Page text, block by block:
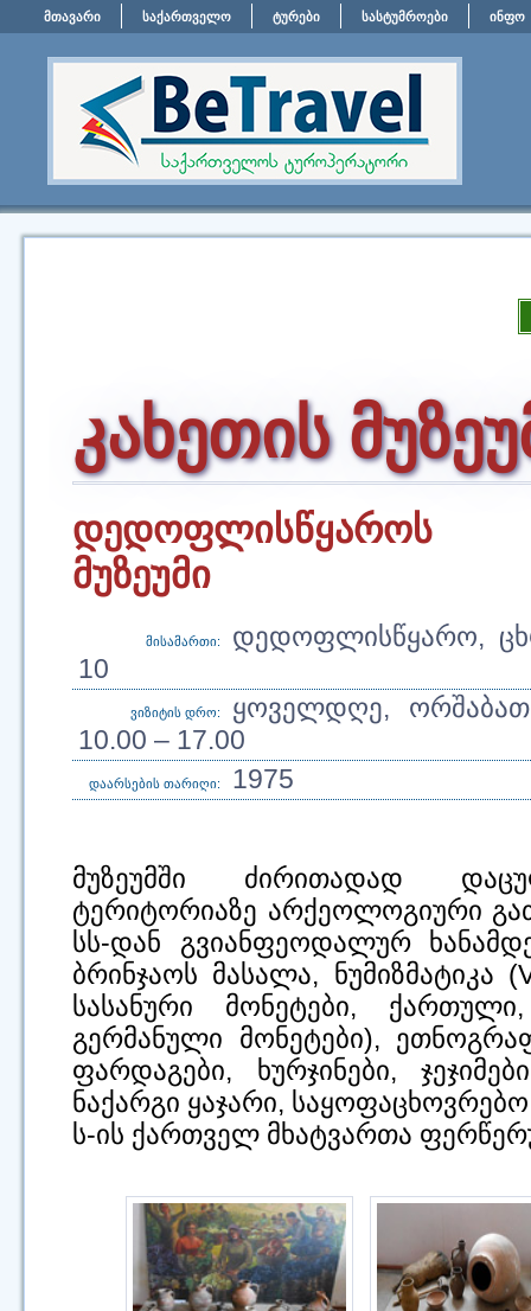
მთავარი საქართველო ტურები სასტუმროები ინფო
კახეთის
დედოფლისწყაროს
მუზეუმი
მისამართი:
დედოფლისწყარო,
10
ვიზიტის დრო:
ყოველდღე,
10.00 – 17.00
დაარსების თარიღი: 1975
მუზეუმში ძირითადად
ტერიტორიაზე არქეოლოგიური
სს-დან გვიანფეოდალურ
ბრინჯაოს მასალა,
სასანური მონეტები,
გერმანული მონეტები),
ფარდაგები, ხურჯინები,
ნაქარგი ყაჯარი,
ს-ის ქართველ მხატვართა